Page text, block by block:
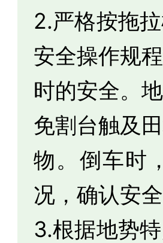
2.严格按拖
安全操作规
时的安全。
免割台触及
物。倒车时
况，确认安
3.根据地势